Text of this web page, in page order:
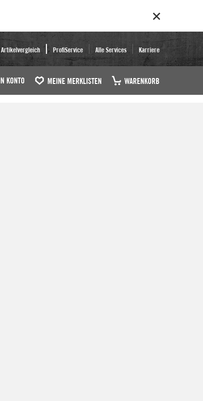
Artikelvergleich ProfiService Alle Services Karriere
KONTO MEINE MERKLISTEN WARENKORB